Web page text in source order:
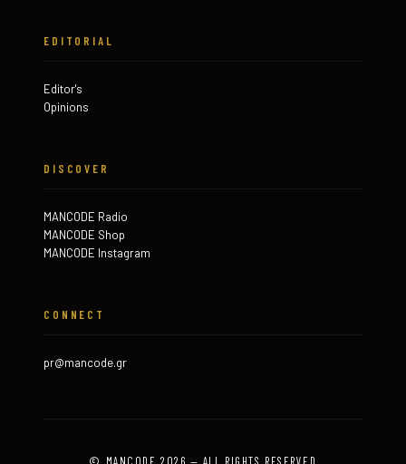
EDITORIAL
Editor's
Opinions
DISCOVER
MANCODE Radio
MANCODE Shop
MANCODE Instagram
CONNECT
pr@mancode.gr